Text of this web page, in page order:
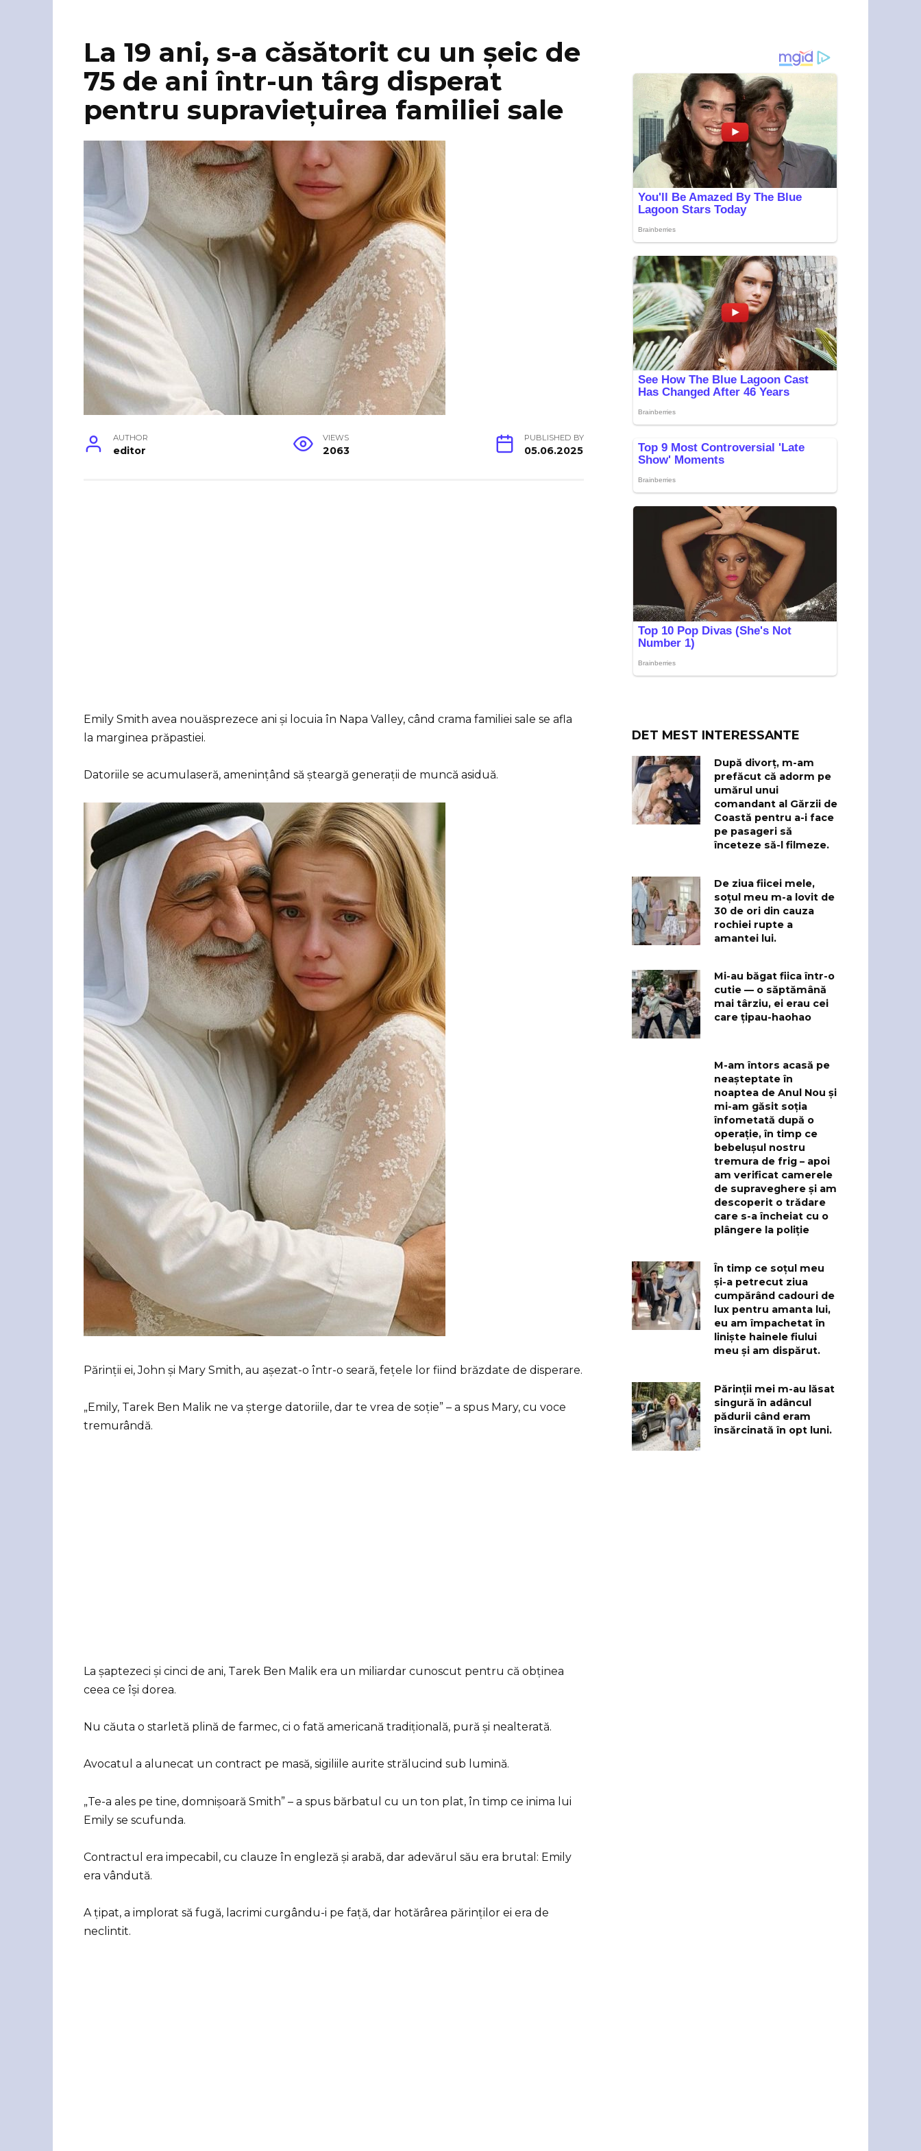
La 19 ani, s-a căsătorit cu un șeic de
75 de ani într-un târg disperat
pentru supraviețuirea familiei sale
AUTHOR
editor
VIEWS
2063
PUBLISHED BY
05.06.2025
Emily Smith avea nouăsprezece ani și locuia în Napa Valley, când crama familiei sale se afla
la marginea prăpastiei.
Datoriile se acumulaseră, amenințând să șteargă generații de muncă asiduă.
Părinții ei, John și Mary Smith, au așezat-o într-o seară, fețele lor fiind brăzdate de disperare.
„Emily, Tarek Ben Malik ne va șterge datoriile, dar te vrea de soție” – a spus Mary, cu voce
tremurândă.
La șaptezeci și cinci de ani, Tarek Ben Malik era un miliardar cunoscut pentru că obținea
ceea ce își dorea.
Nu căuta o starletă plină de farmec, ci o fată americană tradițională, pură și nealterată.
Avocatul a alunecat un contract pe masă, sigiliile aurite strălucind sub lumină.
„Te-a ales pe tine, domnișoară Smith” – a spus bărbatul cu un ton plat, în timp ce inima lui
Emily se scufunda.
Contractul era impecabil, cu clauze în engleză și arabă, dar adevărul său era brutal: Emily
era vândută.
A țipat, a implorat să fugă, lacrimi curgându-i pe față, dar hotărârea părinților ei era de
neclintit.
DET MEST INTERESSANTE
După divorț, m-am
prefăcut că adorm pe
umărul unui
comandant al Gărzii de
Coastă pentru a-i face
pe pasageri să
înceteze să-l filmeze.
De ziua fiicei mele,
soțul meu m-a lovit de
30 de ori din cauza
rochiei rupte a
amantei lui.
Mi-au băgat fiica într-o
cutie — o săptămână
mai târziu, ei erau cei
care țipau-haohao
M-am întors acasă pe
neașteptate în
noaptea de Anul Nou și
mi-am găsit soția
înfometată după o
operație, în timp ce
bebelușul nostru
tremura de frig – apoi
am verificat camerele
de supraveghere și am
descoperit o trădare
care s-a încheiat cu o
plângere la poliție
În timp ce soțul meu
și-a petrecut ziua
cumpărând cadouri de
lux pentru amanta lui,
eu am împachetat în
liniște hainele fiului
meu și am dispărut.
Părinții mei m-au lăsat
singură în adâncul
pădurii când eram
însărcinată în opt luni.